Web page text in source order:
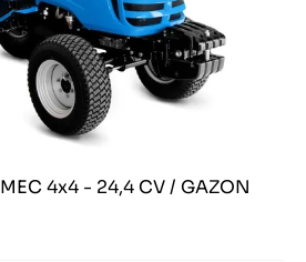
4x4 - 24,4 CV / GAZON